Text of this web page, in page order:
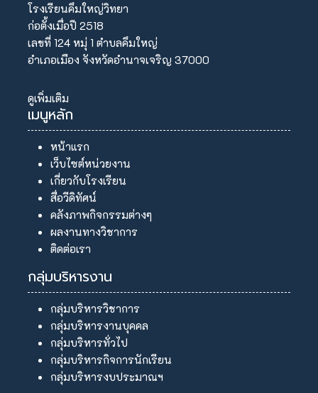
โรงเรียนคึมใหญ่วิทยา
ก่อตั้งเมื่อปี 2518
เลขที่ 124 หมุ่ 1 ตำบลคึมใหญ่
อำเภอเมือง จังหวัดอำนาจเจริญ 37000
ดูเพิ่มเติม
เมนูหลัก
หน้าแรก
เว็บไซต์หน่วยงาน
เกี่ยวกับโรงเรียน
สื่อวีดิทัศน์
คลังภาพกิจกรรมต่างๆ
ผลงานทางวิชาการ
ติดต่อเรา
กลุ่มบริหารงาน
กลุ่มบริหารวิชาการ
กลุ่มบริหารงานบุคคล
กลุ่มบริหารทั่วไป
กลุ่มบริหารกิจการนักเรียน
กลุ่มบริหารงบประมาณฯ